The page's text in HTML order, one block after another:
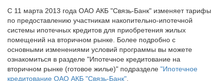
С 11 марта 2013 года ОАО АКБ "Связь-Банк" изменяет тарифы
по предоставлению участникам накопительно-ипотечной
системы ипотечных кредитов для приобретения жилых
помещений на вторичном рынке. Более подробно с
основными изменениями условий программы вы можете
ознакомиться в разделе "Ипотечное кредитование на
вторичном рынке (готовое жилье)" подразделе "Ипотечное
кредитование ОАО АКБ "Связь-Банк"